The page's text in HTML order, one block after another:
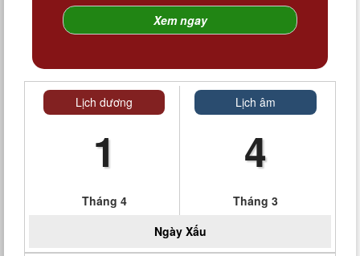
Lịch dương
1
Tháng 4
Lịch âm
4
Tháng 3
Ngày Xấu